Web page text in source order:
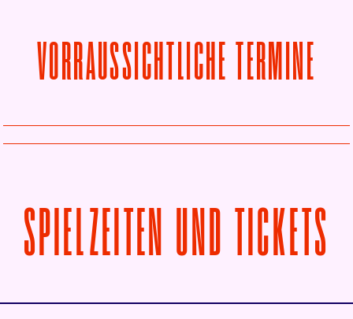
VORRAUSSICHTLICHE TERMINE
SPIELZEITEN UND TICKETS